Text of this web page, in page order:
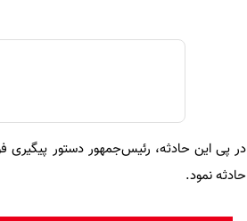
در پی این حادثه، رئیس‌جمهور دستور پیگیری
حادثه نمود.